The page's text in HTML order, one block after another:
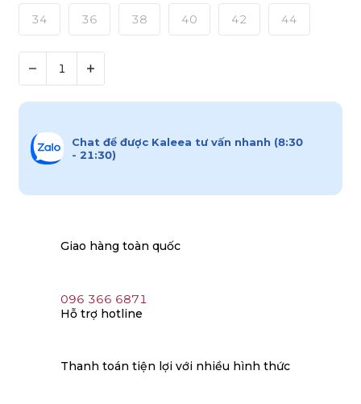
34 36 38 40 42 44
Chat để được Kaleea tư vấn nhanh (8:30
- 21:30)
Giao hàng toàn quốc
096 366 6871
Hỗ trợ hotline
Thanh toán tiện lợi với nhiều hình thức